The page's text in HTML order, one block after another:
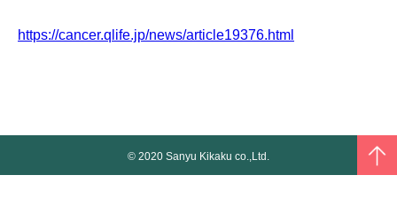
https://cancer.qlife.jp/news/article19376.html
© 2020 Sanyu Kikaku co.,Ltd.